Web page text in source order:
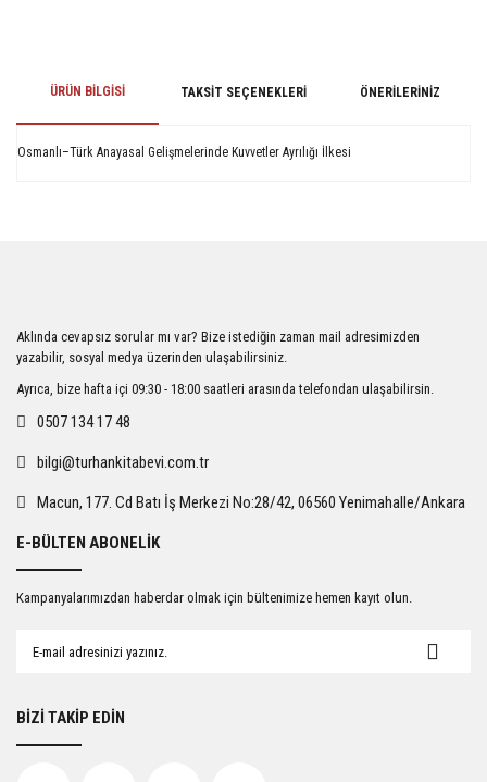
ÜRÜN BILGISI TAKSIT SEÇENEKLERI ÖNERILERINIZ
Osmanlı–Türk Anayasal Gelişmelerinde Kuvvetler Ayrılığı İlkesi
Ürün açıklamasında eksik bilgiler bulunuyor.
Ürün bilgilerinde hatalar bulunuyor.
Ürün fiyatı diğer sitelerden daha pahalı.
Gönder
Aklında cevapsız sorular mı var? Bize istediğin zaman mail adresimizden
yazabilir, sosyal medya üzerinden ulaşabilirsiniz.
Ayrıca, bize hafta içi 09:30 - 18:00 saatleri arasında telefondan ulaşabilirsin.
0507 134 17 48
bilgi@turhankitabevi.com.tr
Macun, 177. Cd Batı İş Merkezi No:28/42, 06560 Yenimahalle/Ankara
E-BÜLTEN ABONELİK
Kampanyalarımızdan haberdar olmak için bültenimize hemen kayıt olun.
BİZİ TAKİP EDİN